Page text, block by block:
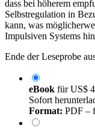
dass bei höherem
Selbstregulation in
kann, was
Impulsiven Systems
Ende der Leseprobe
eBook fürUS$
Sofort
Format: PDF –